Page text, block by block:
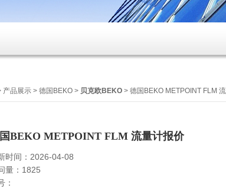
产品展示 > 德国BEKO > 贝克欧BEKO > 德国BEKO METPOINT FLM
BEKO METPOINT FLM 流量计报价
时间：2026-04-08
量：1825
：